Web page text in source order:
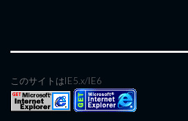
このサイトはIE5.x/IE6